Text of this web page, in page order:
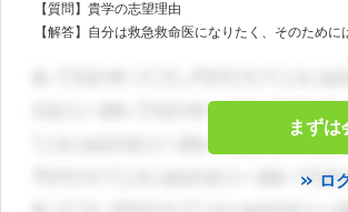
【質問】貴学の志望理由
【解答】自分は救急救命医になりたく、そのために
まずは
ロ